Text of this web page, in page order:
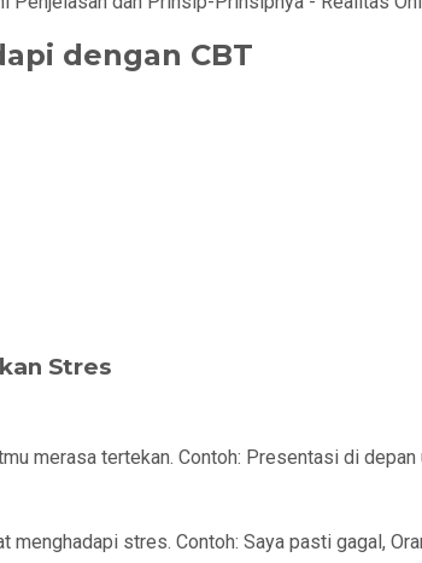
dengan CBT
Stres
merasa tertekan. Contoh: Presentasi di
stres. Contoh: Saya pasti gagal,